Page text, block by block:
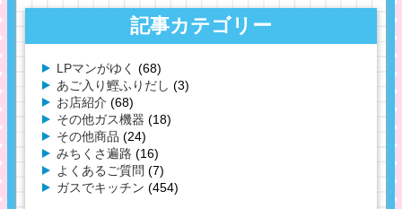
記事カテゴリー
LPマンがゆく (68)
あご入り鰹ふりだし (3)
お店紹介 (68)
その他ガス機器 (18)
その他商品 (24)
みちくさ遍路 (16)
よくあるご質問 (7)
ガスでキッチン (454)